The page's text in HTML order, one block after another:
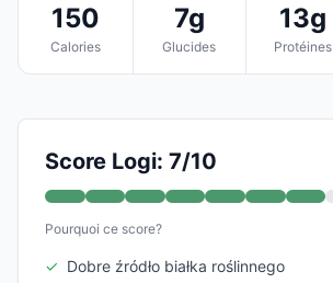
150
Calories
7g
Glucides
13g
Protéines
Score Logi: 7/10
Pourquoi ce score?
✓ Dobre źródło białka roślinnego